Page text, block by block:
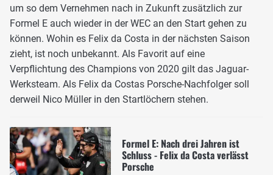
um so dem Vernehmen nach in Zukunft zusätzlich zur
Formel E auch wieder in der WEC an den Start gehen zu
können. Wohin es Felix da Costa in der nächsten Saison
zieht, ist noch unbekannt. Als Favorit auf eine
Verpflichtung des Champions von 2020 gilt das Jaguar-
Werksteam. Als Felix da Costas Porsche-Nachfolger soll
derweil Nico Müller in den Startlöchern stehen.
Formel E: Nach drei Jahren ist
Schluss - Felix da Costa verlässt
Porsche